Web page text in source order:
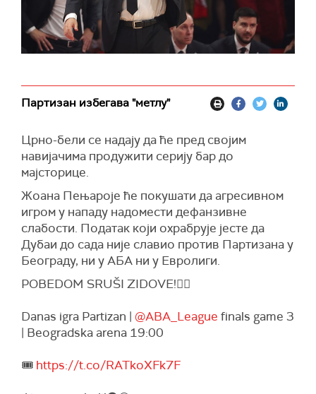
Партизан избегава "метлу"
Црно-бели се надају да ће пред својим
навијачима продужити серију бар до
мајсторице.
Жоана Пењароје ће покушати да агресивном
игром у нападу надомести дефанзивне
слабости. Податак који охрабрује јесте да
Дубаи до сада није славио против Партизана у
Београду, ни у АБА ни у Евролиги.
POBEDOM SRUŠI ZIDOVE!✊🏽
Danas igra Partizan | @ABA_League finals game 3
| Beogradska arena 19:00
🎟️ https://t.co/RATkoXFk7F